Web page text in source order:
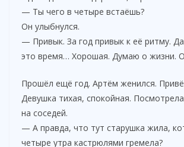
— Ты чего в четыре встаёшь?
Он улыбнулся.
— Привык. За год привык к её ритму.
это время… Хорошая. Думаю о жизни.
Прошёл ещё год. Артём женился.
Девушка тихая, спокойная.
на соседей.
— А правда, что тут старушка жила,
четыре утра кастрюлями гремела?